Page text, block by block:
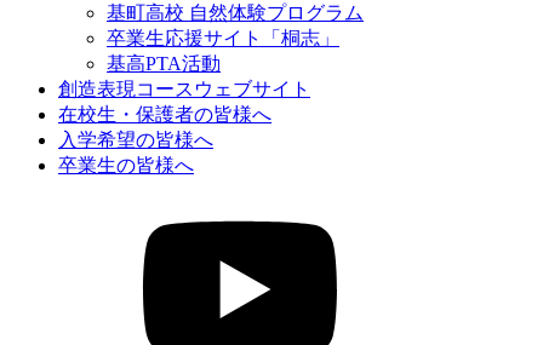
基町高校 自然体験プログラム
卒業生応援サイト「桐志」
基高PTA活動
創造表現コースウェブサイト
在校生・保護者の皆様へ
入学希望の皆様へ
卒業生の皆様へ